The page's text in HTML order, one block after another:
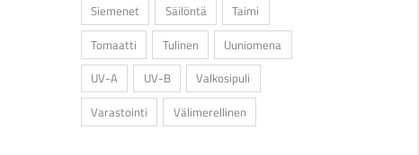
Siemenet
Säilöntä
Taimi
Tomaatti
Tulinen
Uuniomena
UV-A
UV-B
Valkosipuli
Varastointi
Välimerellinen